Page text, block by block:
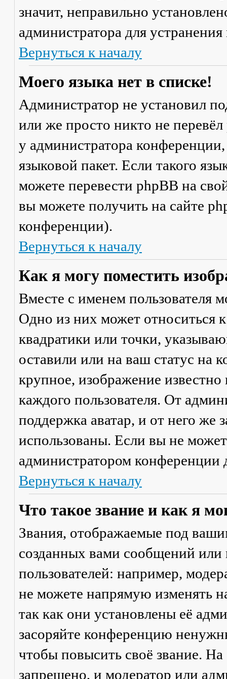
значит, неправильно
администратора для
Вернуться к началу
Моего языка нет в списке!
Администратор не установил
или же просто никто не
у администратора
языковой пакет. Если такого
можете перевести phpBB на
вы можете получить на сайте
конференции).
Вернуться к началу
Как я могу поместить
Вместе с именем пользователя
Одно из них может относиться
квадратики или точки,
оставили или на ваш статус на
крупное, изображение
каждого пользователя. От
поддержка аватар, и от него же
использованы. Если вы не
администратором конференции
Вернуться к началу
Что такое звание и как я
Звания, отображаемые под
созданных вами сообщений
пользователей: например,
не можете напрямую изменять
так как они установлены её
засоряйте конференцию
чтобы повысить своё звание.
запрещено, и модератор или